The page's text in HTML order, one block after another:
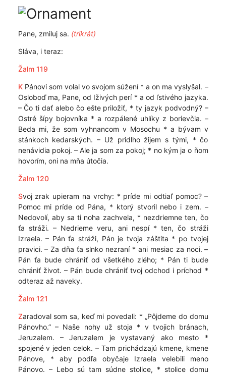
Pane, zmiluj sa. (trikrát)
Sláva, i teraz:
Žalm 119
KPánovi som volal vo svojom súžení * a on ma vyslyšal. –
Osloboď ma, Pane, od Iživých perí * a od ľstivého jazyka.
– Čo ti dať alebo čo ešte priložiť, * ty jazyk podvodný? –
Ostré šípy bojovníka * a rozpálené uhlíky z borievčia. –
Beda mi, že som vyhnancom v Mosochu * a bývam v
stánkoch kedarských. – Už pridlho žijem s tými, * čo
nenávidia pokoj. – Ale ja som za pokoj; * no kým ja o ňom
hovorím, oni na mňa útočia.
Žalm 120
Svoj zrak upieram na vrchy: * príde mi odtiaľ pomoc? –
Pomoc mi príde od Pána, * ktorý stvoril nebo i zem. –
Nedovolí, aby sa ti noha zachvela, * nezdriemne ten, čo
ťa stráži. – Nedrieme veru, ani nespí * ten, čo stráži
Izraela. – Pán ťa stráži, Pán je tvoja záštita * po tvojej
pravici. – Za dňa ťa slnko nezraní * ani mesiac za noci. –
Pán ťa bude chrániť od všetkého zlého; * Pán ti bude
chrániť život. – Pán bude chrániť tvoj odchod i príchod *
odteraz až naveky.
Žalm 121
Zaradoval som sa, keď mi povedali: * „Pôjdeme do domu
Pánovho.” – Naše nohy už stoja * v tvojich bránach,
Jeruzalem. – Jeruzalem je vystavaný ako mesto *
spojené v jeden celok. – Tam prichádzajú kmene, kmene
Pánove, * aby podľa obyčaje Izraela velebili meno
Pánovo. – Lebo sú tam súdne stolice, * stolice domu